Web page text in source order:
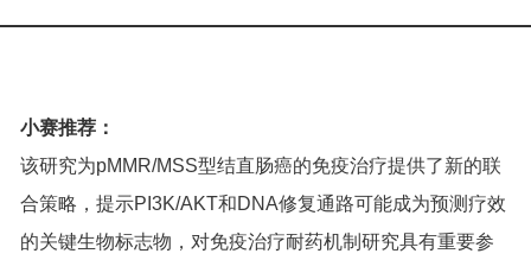
小赛推荐：
该研究为pMMR/MSS型结直肠癌的免疫治疗提供了新的联
合策略，提示PI3K/AKT和DNA修复通路可能成为预测疗效
的关键生物标志物，对免疫治疗耐药机制研究具有重要参